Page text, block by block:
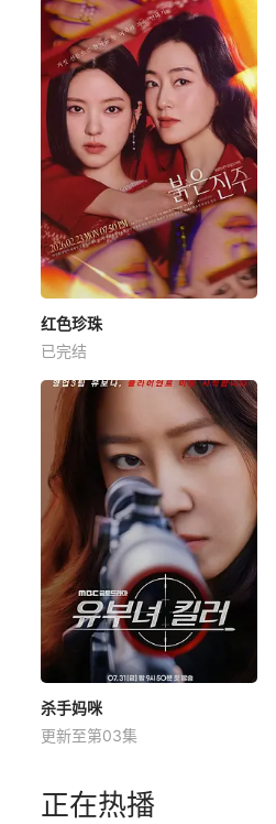
红色珍珠
已完结
杀手妈咪
更新至第03集
正在热播